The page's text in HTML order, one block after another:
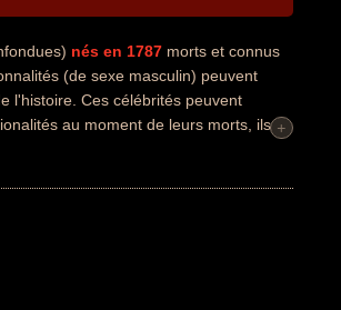
nés en 1787 morts et connus
(de sexe masculin) peuvent
l'histoire. Ces célébrités peuvent
au moment de leurs morts, ils +